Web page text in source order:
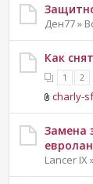
Ден77 »
Как
1 2
charly-
Замена
Lancer IX